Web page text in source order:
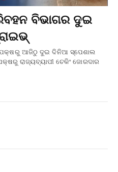
ବିଭାଗର ଦୁଇ
ପକ୍ଷରୁ ଆଜିଠୁ ଦୁଇ ଦିନିଆ ସ୍ପେଶାଲ
ରାଜ୍ୟବ୍ୟାପୀ ଚେକିଂ ଜୋରଦାର